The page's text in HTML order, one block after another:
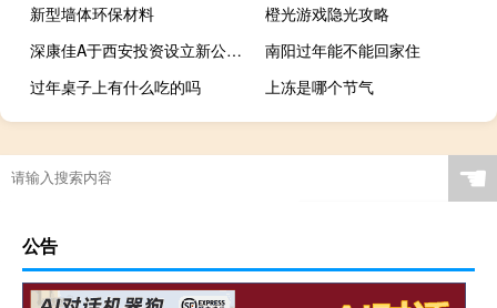
新型墙体环保材料
橙光游戏隐光攻略
深康佳A于西安投资设立新公司 含虚拟现实设备制造业务
南阳过年能不能回家住
过年桌子上有什么吃的吗
上冻是哪个节气
☚
公告